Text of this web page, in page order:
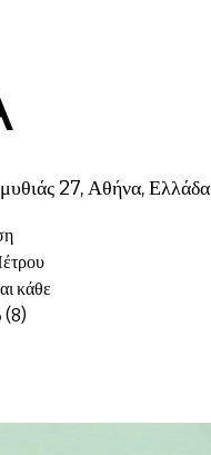
27, Αθήνα, Ελλάδα
κάθε
(8)